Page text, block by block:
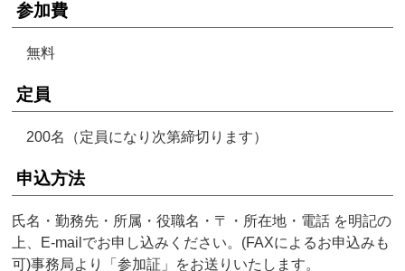
参加費
無料
定員
200名（定員になり次第締切ります）
申込方法
氏名・勤務先・所属・役職名・〒・所在地・電話 を明記の
上、E-mailでお申し込みください。(FAXによるお申込みも
可)事務局より「参加証」をお送りいたします。